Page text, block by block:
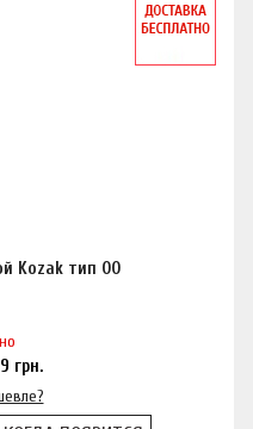
Kozak тип 00
грн.